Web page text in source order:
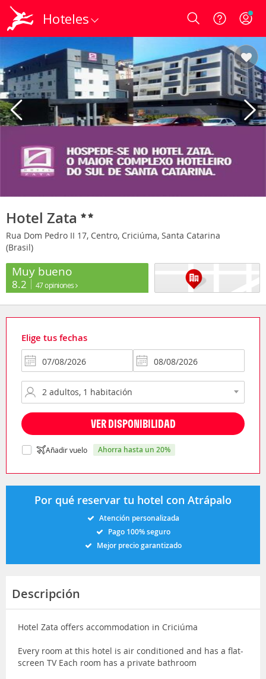
Hoteles Login
Hotel Zata
Rua Dom Pedro II 17, Centro, Criciúma, Santa Catarina
(Brasil)
Muy bueno
8.2 47 opiniones
Elige tus fechas
VER DISPONIBILIDAD
Añadir vuelo ahorra hasta un 20%
Por qué reservar tu hotel con Atrápalo
Atención personalizada
Pago 100% seguro
Mejor precio garantizado
Descripción
Hotel Zata offers accommodation in Criciúma
Every room at this hotel is air conditioned and has a flat-
screen TV Each room has a private bathroom